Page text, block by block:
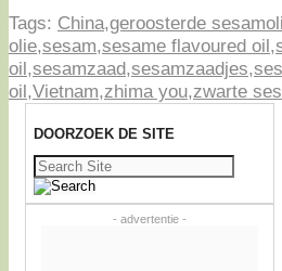
Tags: China,geroosterde
olie,sesam,sesame flavoured oil,
oil,sesamzaad,sesamzaadjes,
oil,Vietnam,zhima you,zwarte
DOORZOEK DE SITE
Zoeken
naar:
- advertentie -